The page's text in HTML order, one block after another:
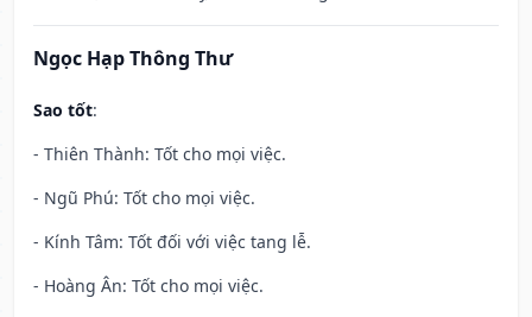
Ngọc Hạp Thông Thư
Sao tốt:
- Thiên Thành: Tốt cho mọi việc.
- Ngũ Phú: Tốt cho mọi việc.
- Kính Tâm: Tốt đối với việc tang lễ.
- Hoàng Ân: Tốt cho mọi việc.